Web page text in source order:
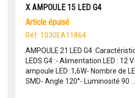
X AMPOULE 15 LED G4
article épuisé
Réf: 1030EA11864
AMPOULE 21 LED G4
LEDS G4 :- Alimentation LED : 12
ampoule LED :1,6W- Nombre de
SMD- Angle 120°- Luminosité 90 ...